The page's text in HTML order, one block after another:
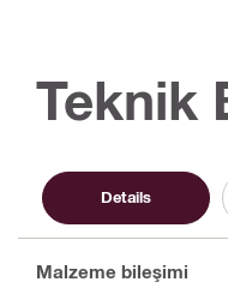
Teknik
Details
Malzeme bileşimi